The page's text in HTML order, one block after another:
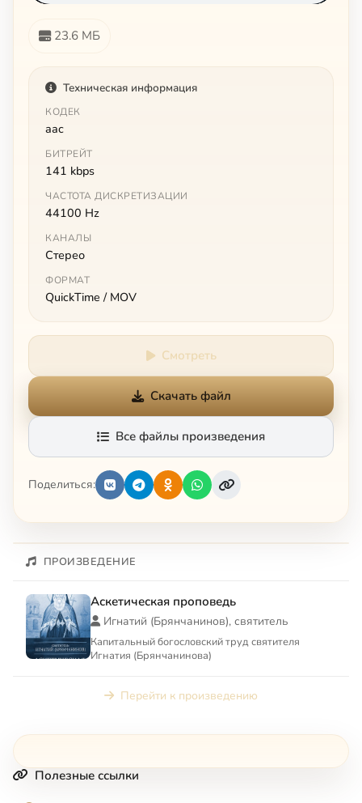
23.6 МБ
Техническая информация
КОДЕК
aac
БИТРЕЙТ
141 kbps
ЧАСТОТА ДИСКРЕТИЗАЦИИ
44100 Hz
КАНАЛЫ
Стерео
ФОРМАТ
QuickTime / MOV
Смотреть
Скачать файл
Все файлы произведения
Поделиться:
ПРОИЗВЕДЕНИЕ
Аскетическая проповедь
Игнатий (Брянчанинов), святитель
Капитальный богословский труд святителя
Игнатия (Брянчанинова)
Перейти к произведению
Полезные ссылки